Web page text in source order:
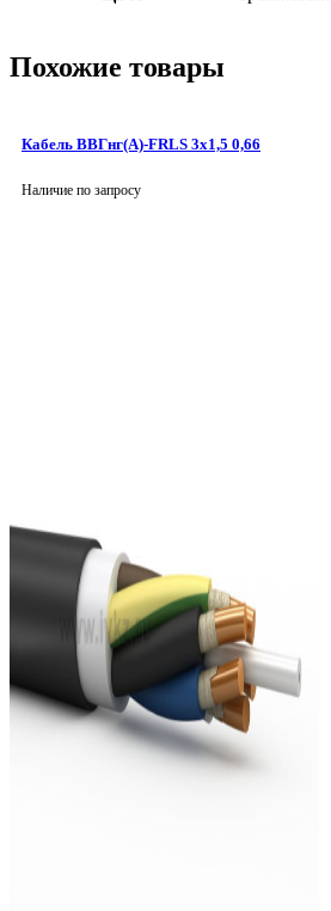
Похожие товары
Кабель ВВГнг(А)-FRLS 3х1,5 0,66
Наличие по запросу